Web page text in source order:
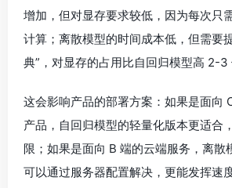
增加，但对显存要求较低，因为每次只
计算；离散模型的时间成本低，但需要
典”，对显存的占用比自回归模型高 2-3
这会影响产品的部署方案：如果是面向
产品，自回归模型的轻量化版本更适合
限；如果是面向 B 端的云端服务，离散
可以通过服务器配置解决，更能发挥速度